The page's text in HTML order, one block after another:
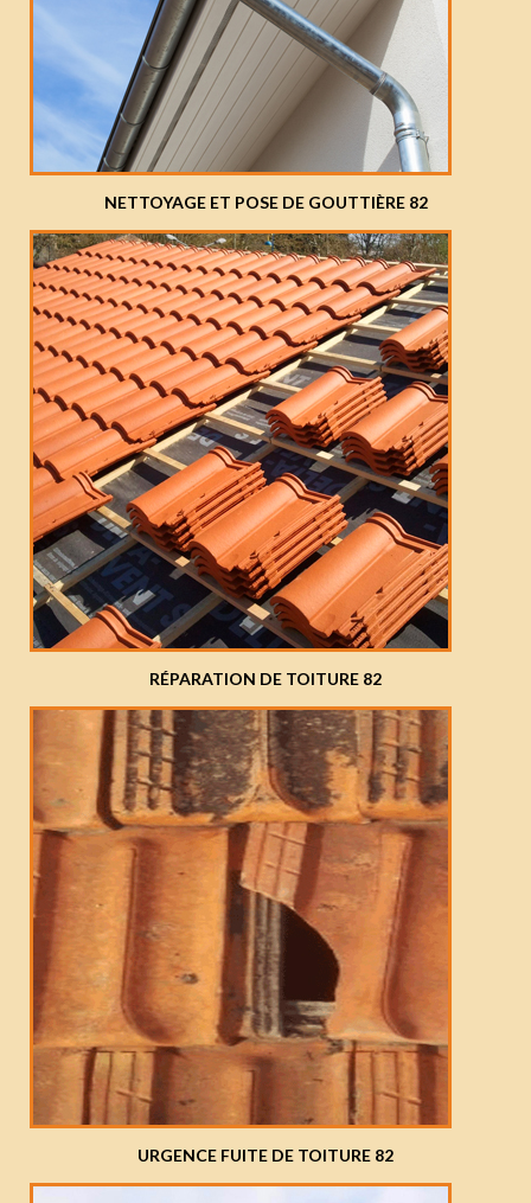
NETTOYAGE ET POSE DE GOUTTIÈRE 82
RÉPARATION DE TOITURE 82
URGENCE FUITE DE TOITURE 82